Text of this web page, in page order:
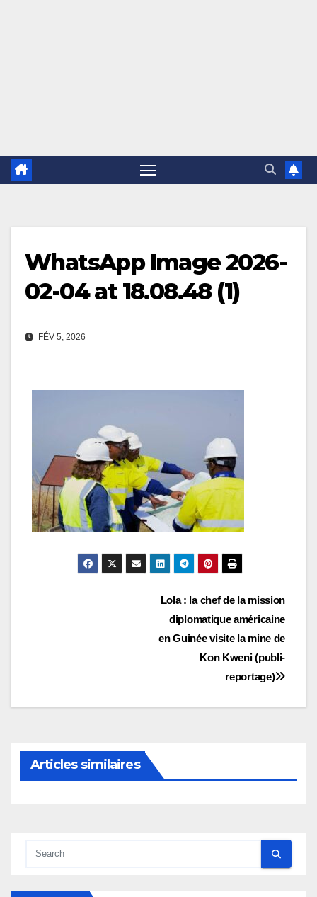
WhatsApp Image 2026-
02-04 at 18.08.48 (1)
FÉV 5, 2026
Lola : la chef de la mission
diplomatique américaine
en Guinée visite la mine de
Kon Kweni (publi-
reportage)
Articles similaires